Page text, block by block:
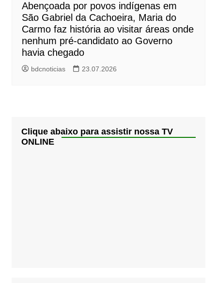
Abençoada por povos indígenas em
São Gabriel da Cachoeira, Maria do
Carmo faz história ao visitar áreas onde
nenhum pré-candidato ao Governo
havia chegado
bdcnoticias 23.07.2026
Clique abaixo para assistir nossa TV
ONLINE